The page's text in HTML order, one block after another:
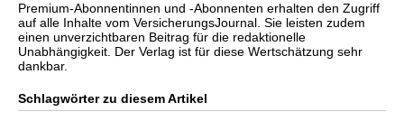
Premium-Abonnentinnen und -Abonnenten erhalten den Zugriff
auf alle Inhalte vom VersicherungsJournal. Sie leisten zudem
einen unverzichtbaren Beitrag für die redaktionelle
Unabhängigkeit. Der Verlag ist für diese Wertschätzung sehr
dankbar.
Schlagwörter zu diesem Artikel